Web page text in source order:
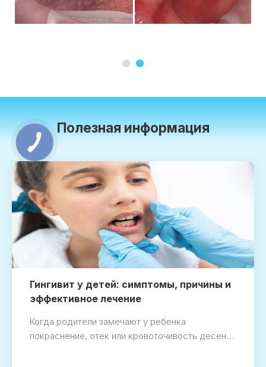
Полезная информация
Гингивит у детей: симптомы, причины и
эффективное лечение
Когда родители замечают у ребенка
покраснение, отек или кровоточивость десен…